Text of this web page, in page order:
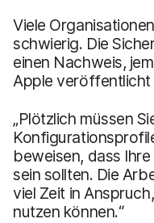
Viele
schwierig. Die
einen Nachweis,
Apple veröffentlicht
„Plötzlich müssen
beweisen, dass
sein sollten. Die
viel Zeit in
nutzen können.“